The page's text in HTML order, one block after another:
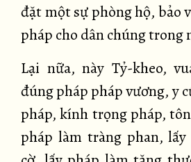
đặt một sự phòng hộ, bảo
pháp cho dân chúng trong
Lại nữa, này Tỷ-kheo,
đúng pháp pháp vương, y
pháp, kính trọng pháp,
pháp làm tràng phan,